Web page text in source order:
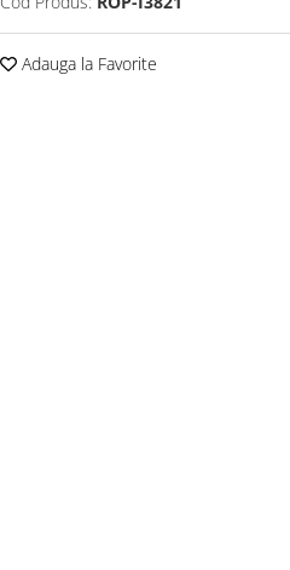
Adauga la Favorite